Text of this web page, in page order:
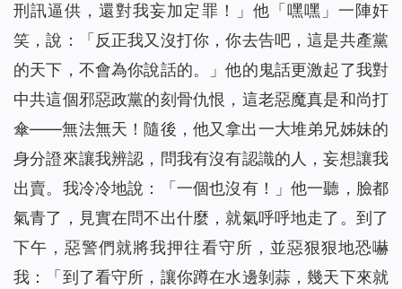
刑訊逼供，還對我妄加定罪！」他「嘿嘿」一陣奸
笑，說：「反正我又沒打你，你去告吧，這是共產黨
的天下，不會為你說話的。」他的鬼話更激起了我對
中共這個邪惡政黨的刻骨仇恨，這老惡魔真是和尚打
傘——無法無天！隨後，他又拿出一大堆弟兄姊妹的
身分證來讓我辨認，問我有沒有認識的人，妄想讓我
出賣。我冷冷地說：「一個也沒有！」他一聽，臉都
氣青了，見實在問不出什麼，就氣呼呼地走了。到了
下午，惡警們就將我押往看守所，並惡狠狠地恐嚇
我：「到了看守所，讓你蹲在水邊剝蒜，幾天下來就